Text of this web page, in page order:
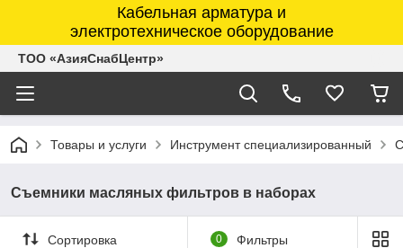
Кабельная арматура и
электротехническое оборудование
ТОО «АзияСнабЦентр»
Товары и услуги Инструмент специализированный
Съемники масляных фильтров в наборах
Сортировка 0 Фильтры